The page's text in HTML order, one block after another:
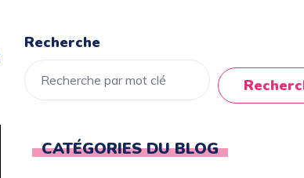
Recherche
CATÉGORIES DU BLOG